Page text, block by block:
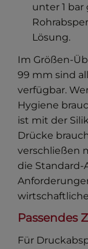
unter 1
Lösung.
Im Größen-
99 mm sind
verfügbar.
Hygiene
ist mit der
Drücke
verschließen
die Standard-
Passendes
Für